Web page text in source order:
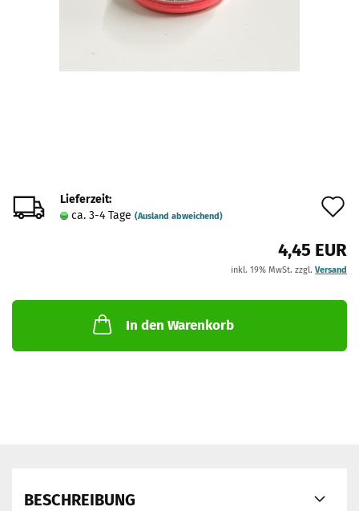
Lieferzeit:
ca. 3-4 Tage (Ausland abweichend)
4,45 EUR
inkl. 19% MwSt. zzgl. Versand
In den Warenkorb
BESCHREIBUNG